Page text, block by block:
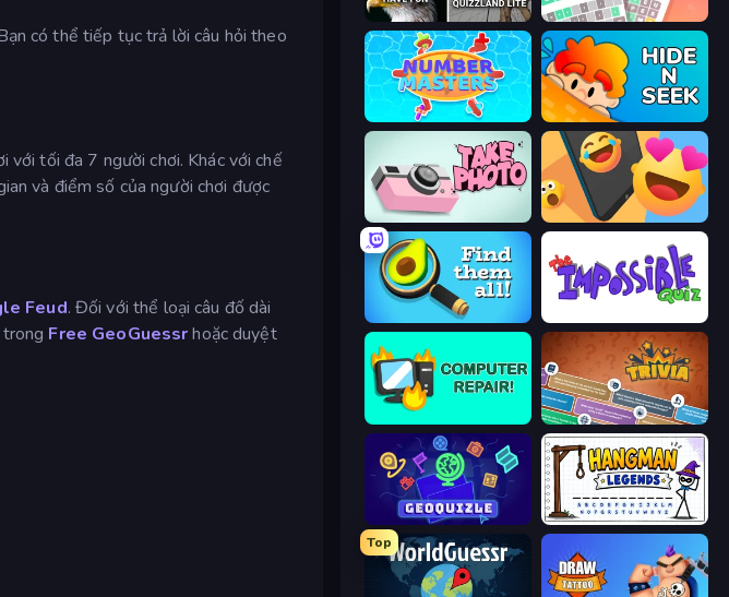
có thể tiếp tục trả lời câu hỏi theo
với tối đa 7 người chơi. Khác với chế
và điểm số của người chơi được
Feud. Đối với thể loại câu đố dài
Free GeoGuessrhoặc duyệt
QuizzLand Trivia Wordler
Number Masters Hide N Seek
Take Photo Reply Run
Find Them All!
Trivia
GeoQuizle Hangman Legends
Top